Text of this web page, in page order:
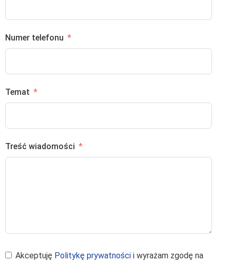
Numer telefonu
Temat
Treść wiadomości
Akceptuję Politykę prywatności i wyrażam zgodę na